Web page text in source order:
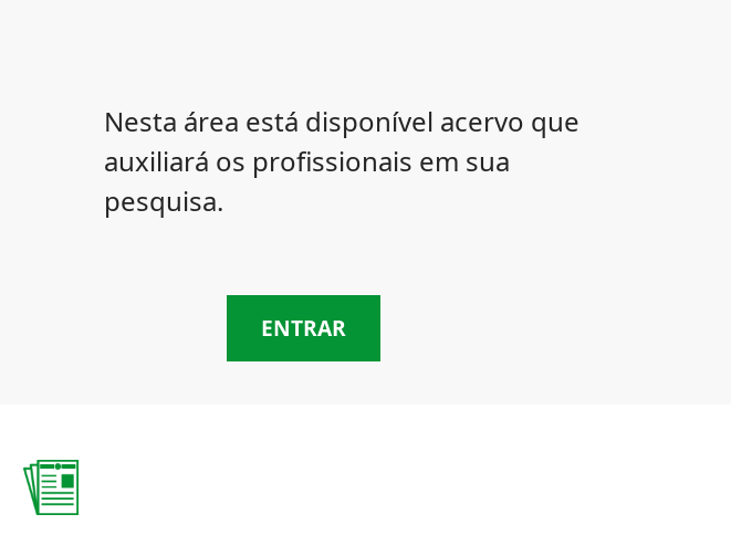
Nesta área está disponível acervo que
auxiliará os profissionais em sua
pesquisa.
ENTRAR